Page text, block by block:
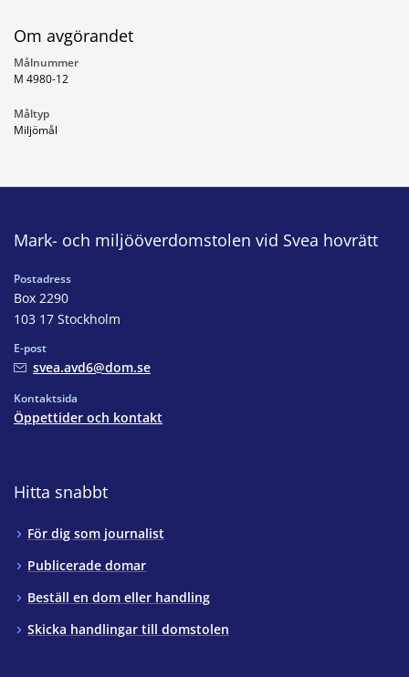
Om avgörandet
Målnummer
M 4980-12
Måltyp
Miljömål
Mark- och miljööverdomstolen vid Svea hovrätt
Postadress
Box 2290
103 17 Stockholm
E-post
svea.avd6@dom.se
Kontaktsida
Öppettider och kontakt
Hitta snabbt
För dig som journalist
Publicerade domar
Beställ en dom eller handling
Skicka handlingar till domstolen